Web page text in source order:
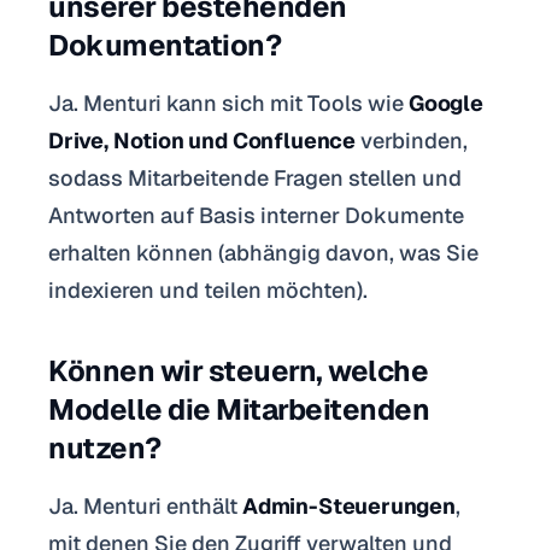
Dokumentation?
Ja. Menturi kann sich mit Tools wieGoogle
Drive, Notion und Confluenceverbinden,
sodass Mitarbeitende Fragen stellen und
Antworten auf Basis interner Dokumente
erhalten können (abhängig davon, was Sie
indexieren und teilen möchten).
Können wir steuern, welche
Modelle die Mitarbeitenden
nutzen?
Ja. Menturi enthältAdmin-Steuerungen,
mit denen Sie den Zugriff verwalten und